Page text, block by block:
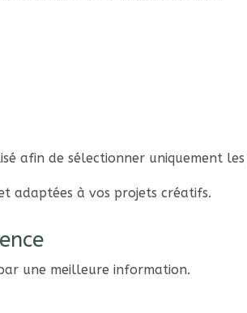
afin de sélectionner uniquement les
adaptées à vos projets créatifs.
une meilleure information.